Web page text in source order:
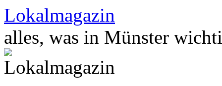
Zum
Inhalt
springen
Lokalmagazin
alles, was in Münster